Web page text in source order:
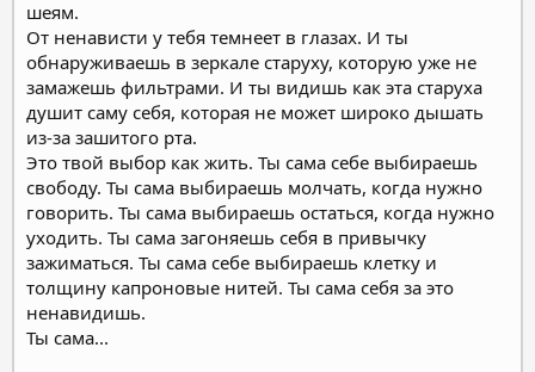
шеям.
От ненависти у тебя темнеет в глазах. И ты
обнаруживаешь в зеркале старуху, которую уже не
замажешь фильтрами. И ты видишь как эта старуха
душит саму себя, которая не может широко дышать
из-за зашитого рта.
Это твой выбор как жить. Ты сама себе выбираешь
свободу. Ты сама выбираешь молчать, когда нужно
говорить. Ты сама выбираешь остаться, когда нужно
уходить. Ты сама загоняешь себя в привычку
зажиматься. Ты сама себе выбираешь клетку и
толщину капроновые нитей. Ты сама себя за это
ненавидишь.
Ты сама...